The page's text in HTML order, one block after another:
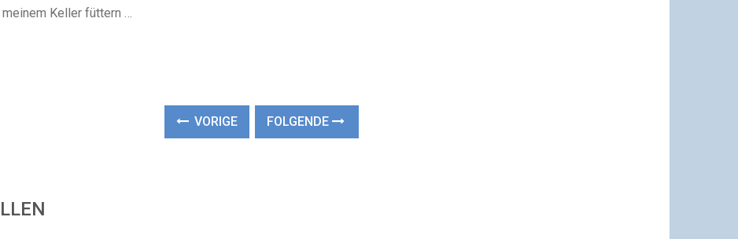
Keller füttern …
VORIGE FOLGENDE